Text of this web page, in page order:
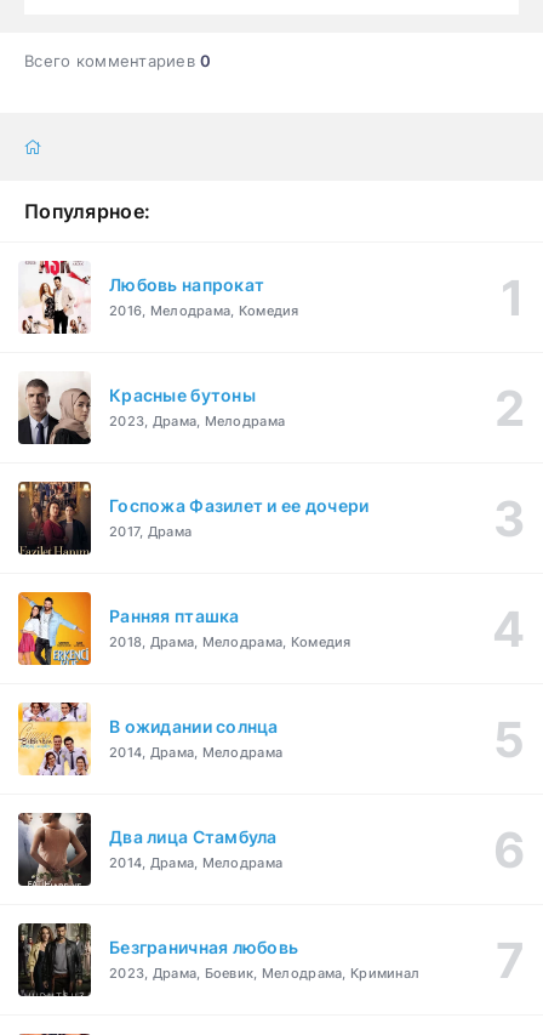
Всего комментариев0
Популярное:
Любовь напрокат
2016, Мелодрама, Комедия
Красные бутоны
2023, Драма, Мелодрама
Госпожа Фазилет и ее дочери
2017, Драма
Ранняя пташка
2018, Драма, Мелодрама, Комедия
В ожидании солнца
2014, Драма, Мелодрама
Два лица Стамбула
2014, Драма, Мелодрама
Безграничная любовь
2023, Драма, Боевик, Мелодрама, Криминал